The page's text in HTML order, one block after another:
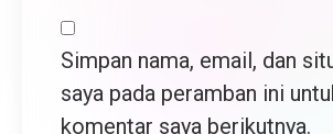
Simpan nama, email, dan
saya pada peramban ini
komentar saya berikutnya.